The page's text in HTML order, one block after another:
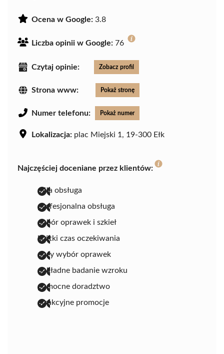
Ocena w Google: 3.8
Liczba opinii w Google: 76
Czytaj opinie: Zobacz profil
Strona www: Pokaż stronę
Numer telefonu: Pokaż numer
Lokalizacja: plac Miejski 1, 19-300 Ełk
Najczęściej doceniane przez klientów:
miła obsługa
profesjonalna obsługa
dobór oprawek i szkieł
krótki czas oczekiwania
duży wybór oprawek
dokładne badanie wzroku
pomocne doradztwo
atrakcyjne promocje